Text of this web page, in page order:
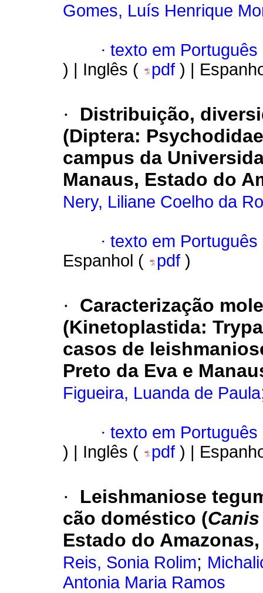
Gomes, Luís Henrique
· texto em Português
) | Inglês (
pdf ) |
·
Distribuição,
(Diptera:
campus da
Manaus, Estado do
Nery, Liliane Coelho da
· texto em Português
Espanhol (
pdf )
·
Caracterização
(Kinetoplastida:
casos de
Preto da Eva e
Figueira, Luanda de Paula
· texto em Português
) | Inglês (
pdf ) |
·
Leishmaniose
cão doméstico (
Estado do
Reis, Sonia Rolim;
Antonia Maria Ramos